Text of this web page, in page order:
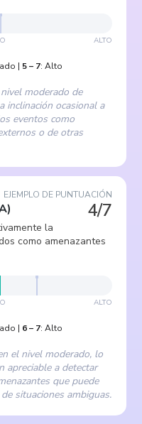
ALTO
| 5– 7: Alto
moderado de
inclinación ocasional a
eventos como
o de otras
EJEMPLO DE PUNTUACIÓN
4/7
)
la
como amenazantes
ALTO
| 6– 7: Alto
el nivel moderado, lo
apreciable a detectar
que puede
situaciones ambiguas.